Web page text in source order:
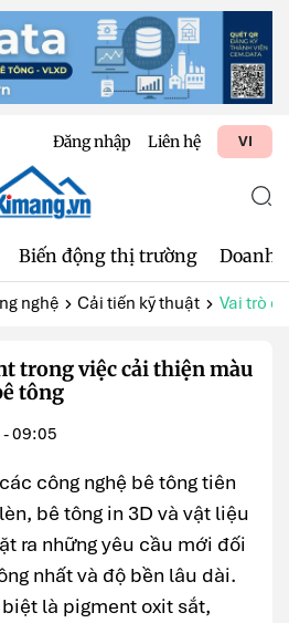
Đăng nhập Liên hệ VI
Biến động thị trường Doanh
nghệ Cải tiến kỹ thuật Vai trò
trong việc cải thiện màu
tông
09:05
công nghệ bê tông tiên
bê tông in 3D và vật liệu
ra những yêu cầu mới đối
nhất và độ bền lâu dài.
là pigment oxit sắt,